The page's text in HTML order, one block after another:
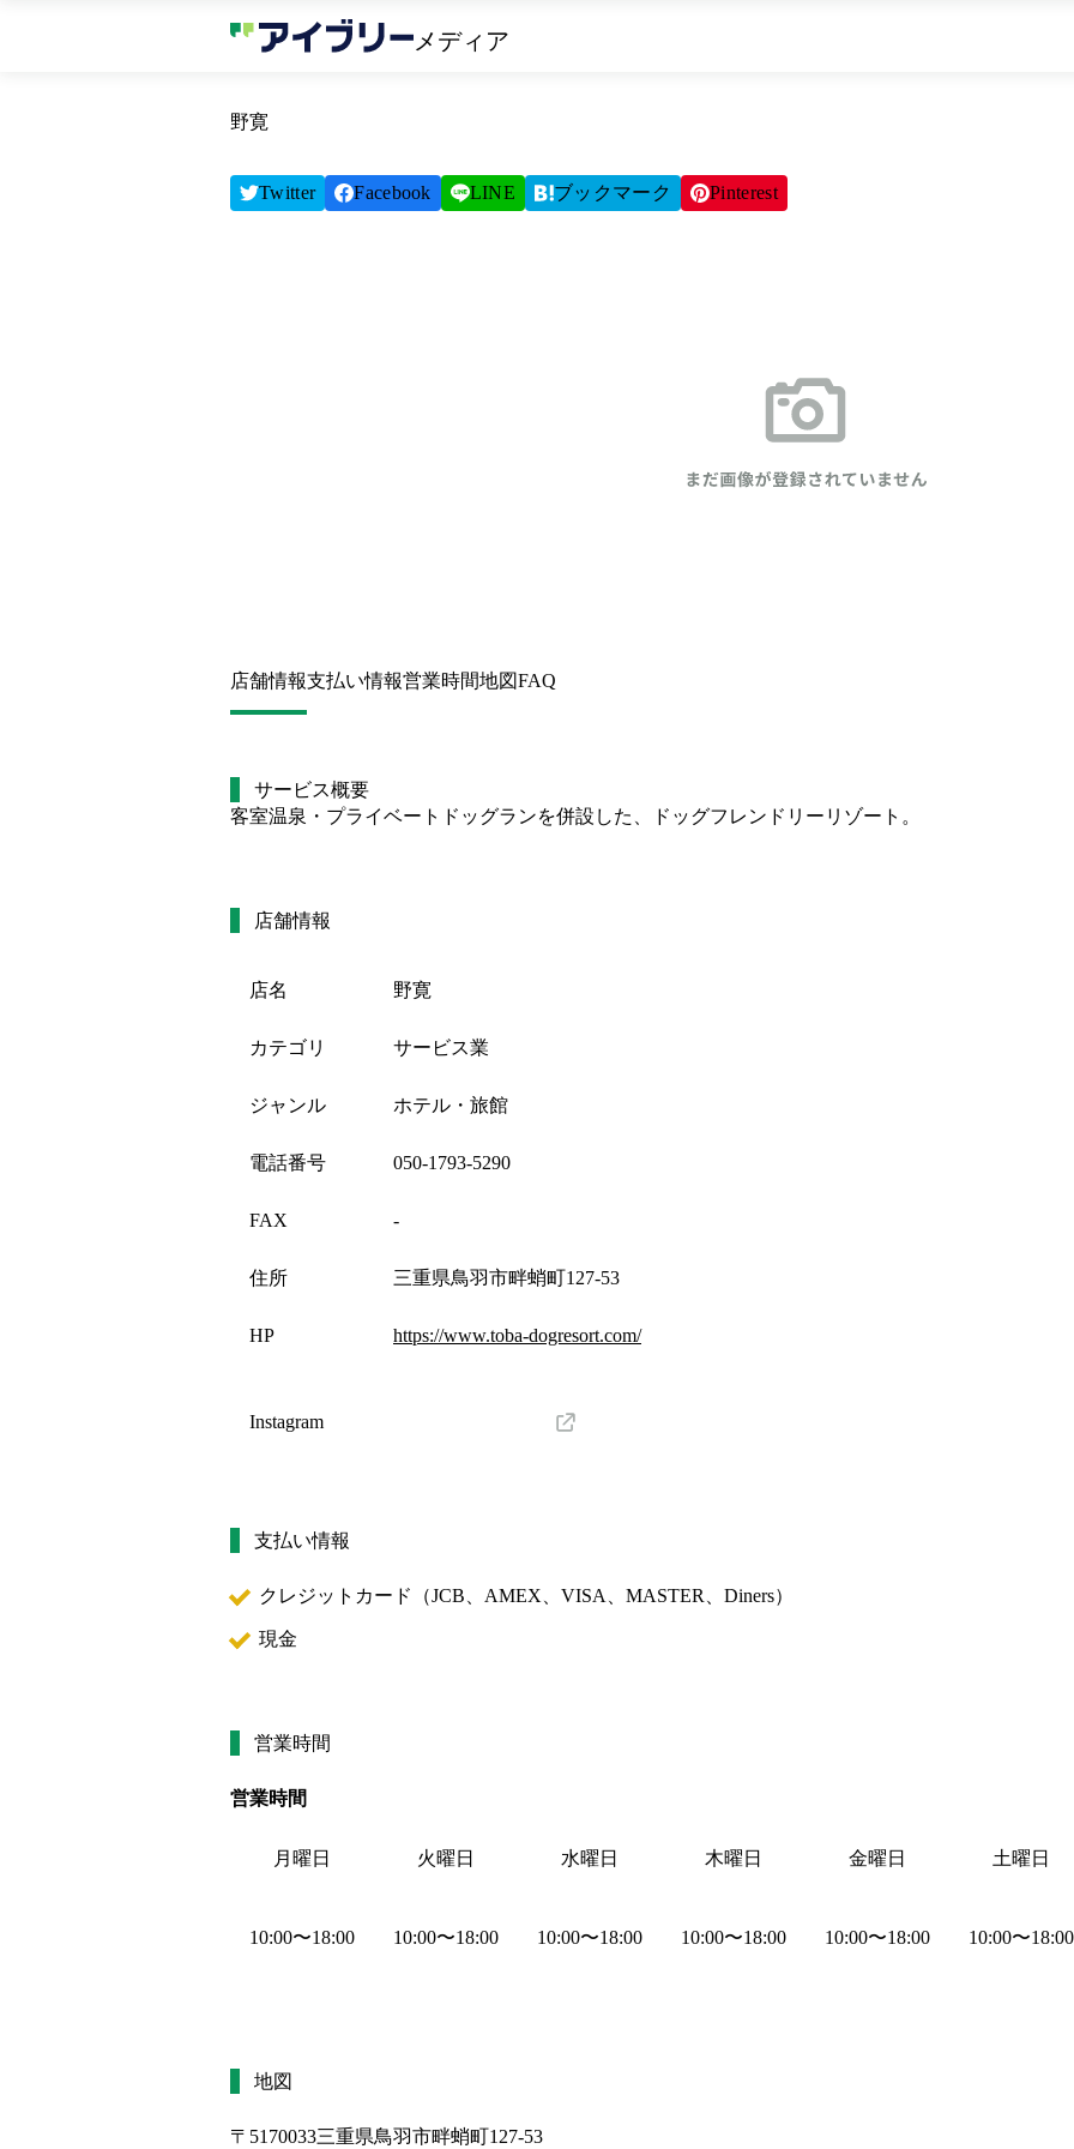
メディア
野寛
Twitter Facebook LINE ブックマーク Pinterest
店舗情報支払い情報営業時間地図FAQ
サービス概要
客室温泉・プライベートドッグランを併設した、ドッグフレンドリーリゾート。
店舗情報
店名 野寛
カテゴリ サービス業
ジャンル ホテル・旅館
電話番号 050-1793-5290
FAX -
住所 三重県鳥羽市畔蛸町127-53
HP https://www.toba-dogresort.com/
Instagram
支払い情報
クレジットカード（JCB、AMEX、VISA、MASTER、Diners）
現金
営業時間
営業時間
月曜日 火曜日 水曜日 木曜日 金曜日 土曜日
10:00〜18:00 10:00〜18:00 10:00〜18:00 10:00〜18:00 10:00〜18:00 10:00〜18:00
地図
〒5170033三重県鳥羽市畔蛸町127-53